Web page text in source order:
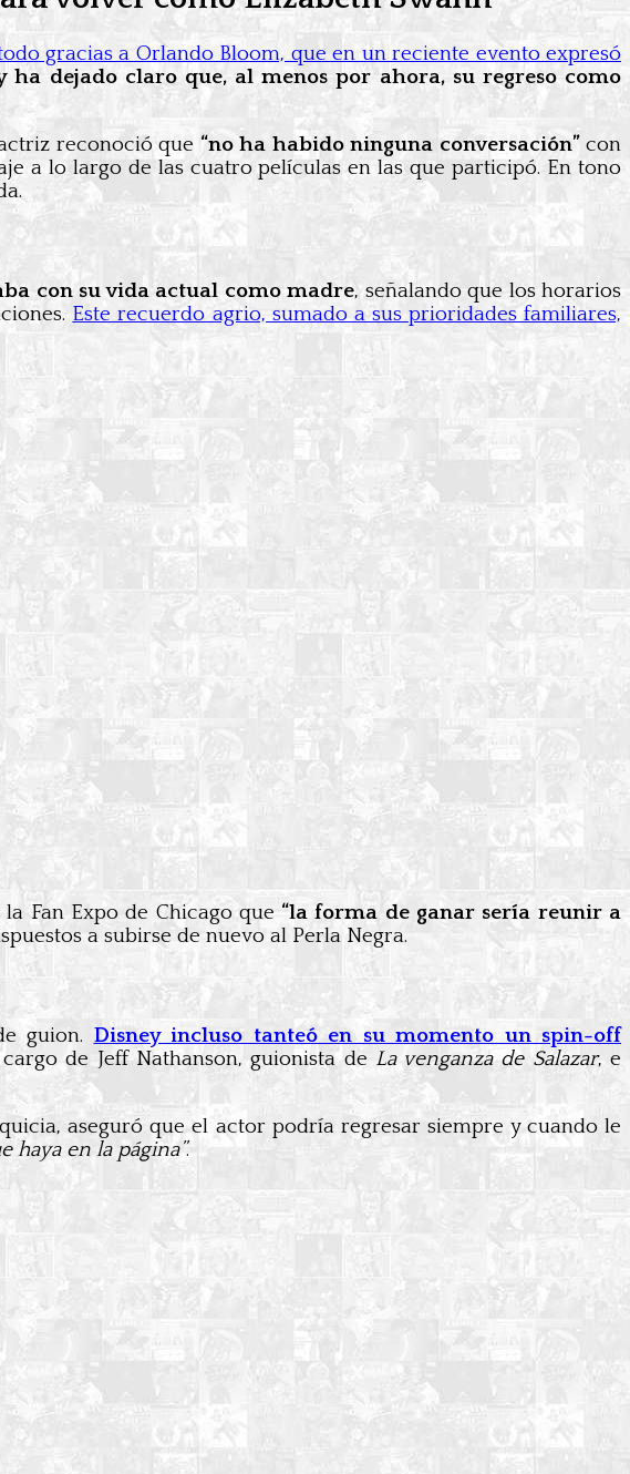
gracias a Orlando Bloom, que en un reciente evento expresó
ha dejado claro que, al menos por ahora, su regreso como
reconoció que “no ha habido ninguna conversación”con
a lo largo de las cuatro películas en las que participó. En tono
con su vida actual como madre, señalando que los horarios
Este recuerdo agrio, sumado a sus prioridades familiares,
Fan Expo de Chicago que “la forma de ganar sería reunir a
a subirse de nuevo al Perla Negra.
guion. Disney incluso tanteó en su momento un spin-off
de Jeff Nathanson, guionista de La venganza de Salazar, e
aseguró que el actor podría regresar siempre y cuando le
haya en la página”.